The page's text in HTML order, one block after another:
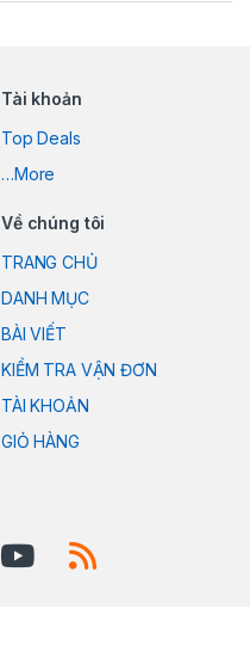
Tài khoản
Top Deals
…More
Về chúng tôi
TRANG CHỦ
DANH MỤC
BÀI VIẾT
KIỂM TRA VẬN ĐƠN
TÀI KHOẢN
GIỎ HÀNG